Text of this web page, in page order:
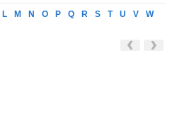
L M N O P Q R S T U V
W